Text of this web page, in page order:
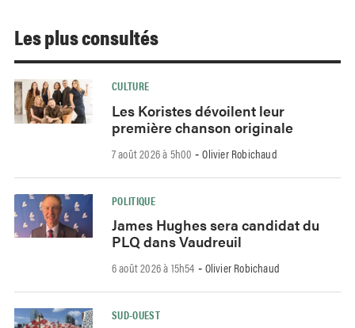
Les plus consultés
CULTURE
Les Koristes dévoilent leur
première chanson originale
7 août 2026 à 5h00 -Olivier Robichaud
POLITIQUE
James Hughes sera candidat du
PLQ dans Vaudreuil
6 août 2026 à 15h54 - Olivier Robichaud
SUD-OUEST